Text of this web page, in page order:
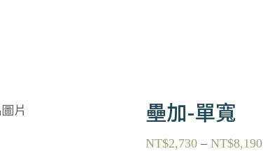
壘加-單寬
NT$2,730 –NT$8,190